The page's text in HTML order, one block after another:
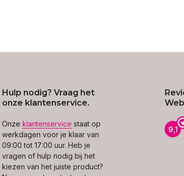
Hulp nodig? Vraag het
onze klantenservice.
Onze klantenservice staat op
werkdagen voor je klaar van
09:00 tot 17:00 uur. Heb je
vragen of hulp nodig bij het
kiezen van het juiste product?
9,1